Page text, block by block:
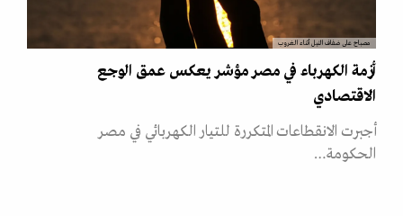
مصباح على ضفاف النيل أثناء الغروب
أزمة الكهرباء في مصر مؤشر يعكس عمق الوجع
الاقتصادي
أجبرت الانقطاعات المتكررة للتيار الكهربائي في مصر
الحكومة…